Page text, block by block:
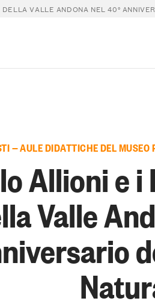
VALLE ANDONA NEL 40°
— AULE DIDATTICHE DEL MUSEO
Allioni e
Valle